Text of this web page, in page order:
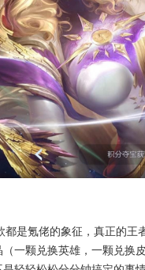
是氪佬的象征，真正的王
一颗兑换英雄，一颗兑换